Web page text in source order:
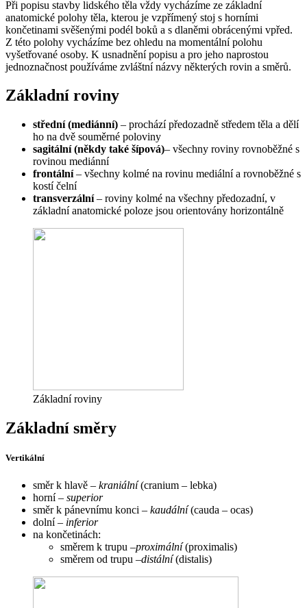
Při popisu stavby lidského těla vždy vycházíme ze základní
anatomické polohy těla, kterou je vzpřímený stoj s horními
končetinami svěšenými podél boků a s dlaněmi obrácenými vpřed.
Z této polohy vycházíme bez ohledu na momentální polohu
vyšetřované osoby. K usnadnění popisu a pro jeho naprostou
jednoznačnost používáme zvláštní názvy některých rovin a směrů.
Základní roviny
střední (mediánní) – prochází předozadně středem těla a dělí
ho na dvě souměrné poloviny
sagitální (někdy také šípová)– všechny roviny rovnoběžné s
rovinou mediánní
frontální– všechny kolmé na rovinu mediální a rovnoběžné s
kostí čelní
transverzální– roviny kolmé na všechny předozadní, v
základní anatomické poloze jsou orientovány horizontálně
Základní roviny
Základní směry
Vertikální
směr k hlavě – kraniální(cranium – lebka)
horní – superior
směr k pánevnímu konci – kaudální(cauda – ocas)
dolní – inferior
na končetinách:
směrem k trupu –proximální(proximalis)
směrem od trupu –distální(distalis)